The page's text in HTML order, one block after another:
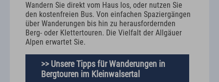
Wandern Sie direkt vom Haus los, oder nutzen Sie
den kostenfreien Bus. Von einfachen Spaziergängen
über Wanderungen bis hin zu herausfordernden
Berg- oder Klettertouren. Die Vielfalt der Allgäuer
Alpen erwartet Sie.
>> Unsere Tipps für Wanderungen in
Bergtouren im Kleinwalsertal